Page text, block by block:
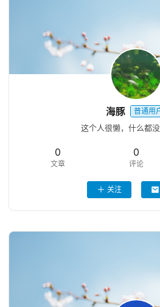
海豚 普通用
这个人很懒，什么都
0
文章
0
评论
关注